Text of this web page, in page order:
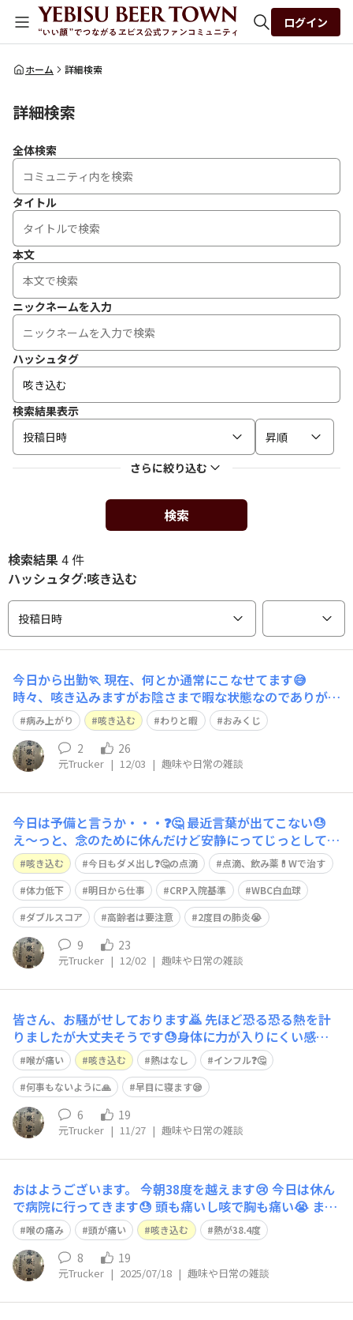
全体検索
ログイン
ホーム 詳細検索
詳細検索
全体検索
タイトル
本文
ニックネームを入力
ハッシュタグ
検索結果表示
投稿日時
昇順
さらに絞り込む
検索
検索結果4 件
ハッシュタグ:咳き込む
投稿日時
今日から出勤🏃 現在、何とか通常にこなせてます😅
時々、咳き込みますがお陰さまで暇な状態なのでありがた
いです🙇 おみくじも平均値的でまずまずです😉 明日もこ
んな調子で行きたいです🤣
病み上がり 咳き込む わりと暇 おみくじ
2 26
元Trucker | 12/03 | 趣味や日常の雑談
今日は予備と言うか・・・❓️🤔 最近言葉が出てこない😓
え～っと、念のために休んだけど安静にってじっとしてい
るのも勿体ない❓️🙄ので病院に電話して点滴をしてもらい
に😔 飲み薬💊とダブルなら少しは早く数値も減るかな⁉️
😅って感じで血液検査もして数値の確認🧐 順調に❓️🤔下が
ってはいるけど 0にな
咳き込む 今日もダメ出し❓️🤔の点滴
点滴、飲み薬💊Wで治す
体力低下
明日から仕事 CRP入院基準
WBC白血球
ダブルスコア
高齢者は要注意 2度目の肺炎😭
9 23
元Trucker | 12/02 | 趣味や日常の雑談
皆さん、お騒がせしております🙇 先ほど恐る恐る熱を計
りましたが大丈夫そうです😓身体に力が入りにくい感じ
はしますが何とか現状維持で過ごせますように🙏 熱っぽ
い感じもしますが朝まで分かりません🙎 とりあえずうが
いをしたので早いですがおやすみなさい😪
喉が痛い 咳き込む 熱はなし
インフル❓️🤔
何事もないように🙏
早目に寝ます😪
6 19
元Trucker | 11/27 | 趣味や日常の雑談
おはようございます。 今朝38度を越えます😢 今日は休ん
で病院に行ってきます😓 頭も痛いし咳で胸も痛い😭 まさ
か去年のような肺炎じゃないことを祈ります😱
喉の痛み 頭が痛い 咳き込む 熱が38.4度
8 19
元Trucker | 2025/07/18 | 趣味や日常の雑談